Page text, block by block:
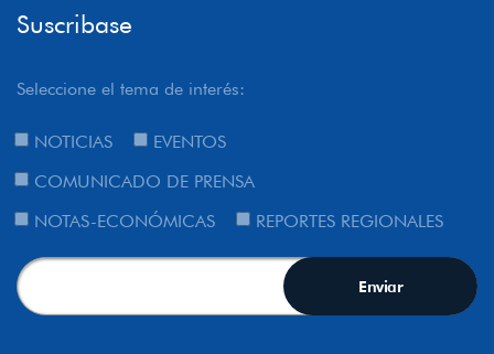
Suscribase
Seleccione el tema de interés:
NOTICIAS
EVENTOS
COMUNICADO DE PRENSA
NOTAS-ECONÓMICAS
REPORTES REGIONALES